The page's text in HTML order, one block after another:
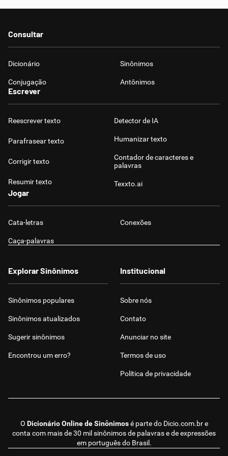
Consultar
Dicionário Sinônimos
Conjugação Antônimos
Escrever
Reescrever texto
Parafrasear texto
Corrigir texto
Resumir texto
Detector de IA
Humanizar texto
Contador de caracteres e
palavras
Texxto.ai
Jogar
Cata-letras Conexões
Caça-palavras
O Dicionário Online de Sinônimosé parte do Dicio.com.bre
conta com mais de 30 mil sinônimos de palavras e de expressões
em português do Brasil.
Explorar Sinônimos
Sinônimos populares
Sinônimos atualizados
Sugerir sinônimos
Encontrou um erro?
Institucional
Sobre nós
Contato
Anunciar no site
Termos de uso
Política de privacidade